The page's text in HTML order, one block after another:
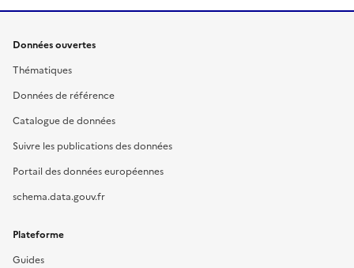
Données ouvertes
Thématiques
Données de référence
Catalogue de données
Suivre les publications des données
Portail des données européennes
schema.data.gouv.fr
Plateforme
Guides